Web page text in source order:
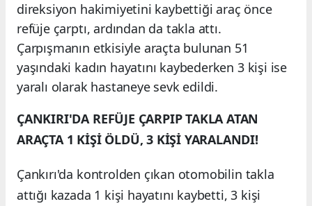
direksiyon hakimiyetini kaybettiği araç önce
refüje çarptı, ardından da takla attı.
Çarpışmanın etkisiyle araçta bulunan 51
yaşındaki kadın hayatını kaybederken 3 kişi ise
yaralı olarak hastaneye sevk edildi.
ÇANKIRI'DA REFÜJE ÇARPIP TAKLA ATAN
ARAÇTA 1 KİŞİ ÖLDÜ, 3 KİŞİ YARALANDI!
Çankırı'da kontrolden çıkan otomobilin takla
attığı kazada 1 kişi hayatını kaybetti, 3 kişi